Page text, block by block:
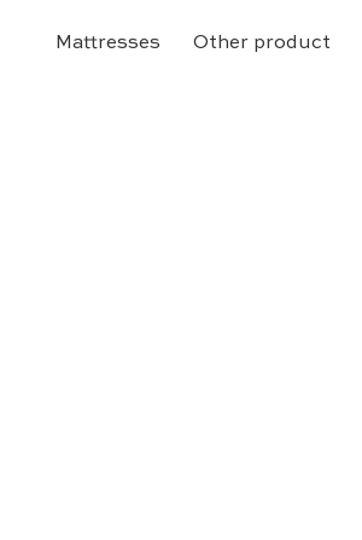
Mattresses Other product